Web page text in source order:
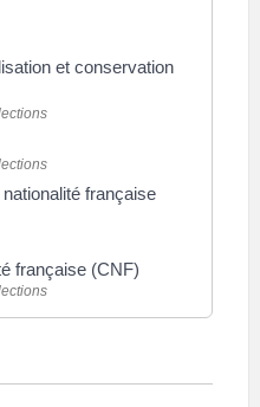
et conservation
française
française (CNF)